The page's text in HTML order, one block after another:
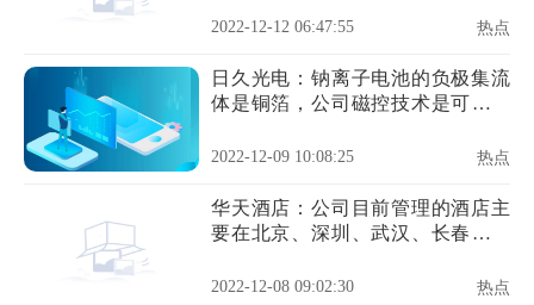
2022-12-12 06:47:55 热点
日久光电：钠离子电池的负极集流
体是铜箔，公司磁控技术是可以匹
2022-12-09 10:08:25 热点
华天酒店：公司目前管理的酒店主
要在北京、深圳、武汉、长春及湖
2022-12-08 09:02:30 热点